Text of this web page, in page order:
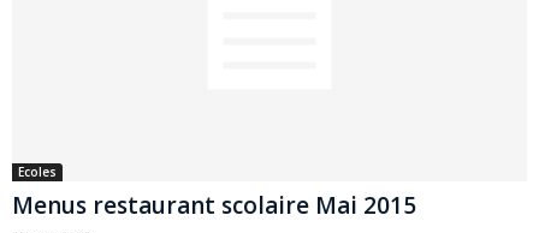
Ecoles
Menus restaurant scolaire Mai 2015